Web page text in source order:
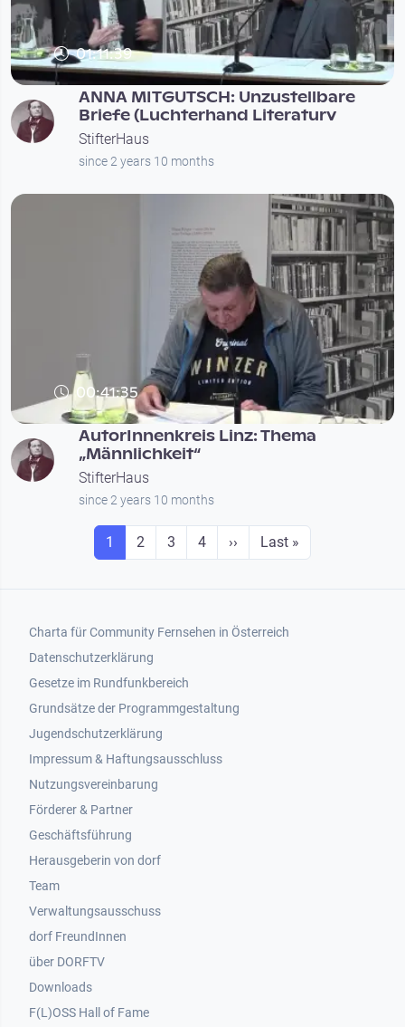
01:11:39
ANNA MITGUTSCH: Unzustellbare
Briefe (Luchterhand Literaturv
StifterHaus
since 2 years 10 months
00:41:35
AutorInnenkreis Linz: Thema
„Männlichkeit“
StifterHaus
since 2 years 10 months
Seitennummerierung
Seite
1 Seite
2 Seite
3 Seite
4 Next page
›› Last page
Last »
Footer 1
Charta für Community Fernsehen in Österreich
Datenschutzerklärung
Gesetze im Rundfunkbereich
Grundsätze der Programmgestaltung
Jugendschutzerklärung
Impressum & Haftungsausschluss
Nutzungsvereinbarung
Footer 2
Förderer & Partner
Geschäftsführung
Herausgeberin von dorf
Team
Verwaltungsausschuss
dorf FreundInnen
Footer 3
über DORFTV
Downloads
F(L)OSS Hall of Fame